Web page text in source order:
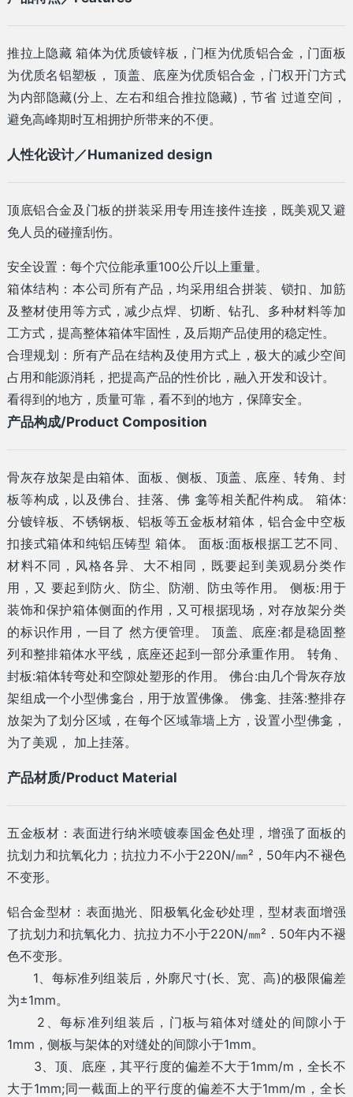
推拉上隐藏 箱体为优质镀锌板，门框为优质铝合金，门面板
为优质名铝塑板， 顶盖、底座为优质铝合金，门权开门方式
为内部隐藏(分上、左右和组合推拉隐藏)，节省 过道空间，
避免高峰期时互相拥护所带来的不便。
人性化设计／Humanized design
顶底铝合金及门板的拼装采用专用连接件连接，既美观又避
免人员的碰撞刮伤。
安全设置：每个穴位能承重100公斤以上重量。
箱体结构：本公司所有产品，均采用组合拼装、锁扣、加筋
及整材使用等方式，减少点焊、切断、钻孔、多种材料等加
工方式，提高整体箱体牢固性，及后期产品使用的稳定性。
合理规划：所有产品在结构及使用方式上，极大的减少空间
占用和能源消耗，把提高产品的性价比，融入开发和设计。
看得到的地方，质量可靠，看不到的地方，保障安全。
产品构成/Product Composition
骨灰存放架是由箱体、面板、侧板、顶盖、底座、转角、封
板等构成，以及佛台、挂落、佛 龛等相关配件构成。 箱体:
分镀锌板、不锈钢板、铝板等五金板材箱体，铝合金中空板
扣接式箱体和纯铝压铸型 箱体。 面板:面板根据工艺不同、
材料不同，风格各异、大不相同，既要起到美观易分类作
用，又 要起到防火、防尘、防潮、防虫等作用。 侧板:用于
装饰和保护箱体侧面的作用，又可根据现场，对存放架分类
的标识作用，一目了 然方便管理。 顶盖、底座:都是稳固整
列和整排箱体水平线，底座还起到一部分承重作用。 转角、
封板:箱体转弯处和空隙处塑形的作用。 佛台:由几个骨灰存放
架组成一个小型佛龛台，用于放置佛像。 佛龛、挂落:整排存
放架为了划分区域，在每个区域靠墙上方，设置小型佛龛，
为了美观， 加上挂落。
产品材质/Product Material
五金板材：表面进行纳米喷镀泰国金色处理，增强了面板的
抗划力和抗氧化力；抗拉力不小于220N/㎜²，50年内不褪色
不变形。
铝合金型材：表面抛光、阳极氧化金砂处理，型材表面增强
了抗划力和抗氧化力、抗拉力不小于220N/㎜²．50年内不褪
色不变形。
1、每标准列组装后，外廓尺寸(长、宽、高)的极限偏差
为±1mm。
2、每标准列组装后，门板与箱体对缝处的间隙小于
1mm，侧板与架体的对缝处的间隙小于1mm。
3、顶、底座，其平行度的偏差不大于1mm/m，全长不
大于1mm;同一截面上的平行度的偏差不大于1mm/m，全长